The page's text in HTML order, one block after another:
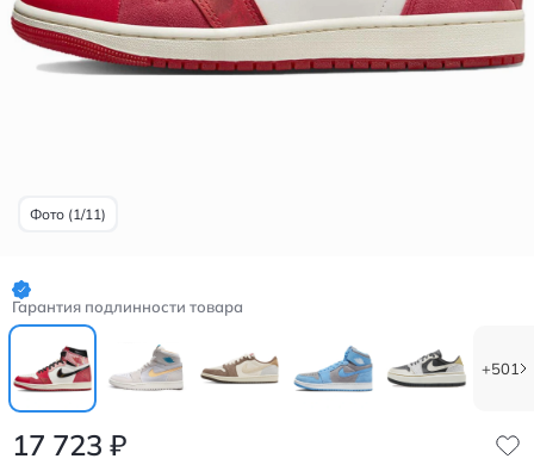
Фото (1/11)
Гарантия подлинности товара
+501
17 723 ₽